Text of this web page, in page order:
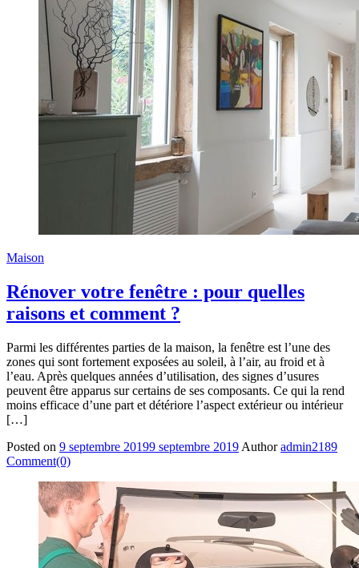
Maison
Rénover votre fenêtre : pour quelles
raisons et comment ?
Parmi les différentes parties de la maison, la fenêtre est l’une des
zones qui sont fortement exposées au soleil, à l’air, au froid et à
l’eau. Après quelques années d’utilisation, des signes d’usures
peuvent être apparus sur certains de ses composants. Ce qui la rend
moins efficace d’une part et détériore l’aspect extérieur ou intérieur
[…]
Posted on 9 septembre 20199 septembre 2019 Author admin2189
Comment(0)